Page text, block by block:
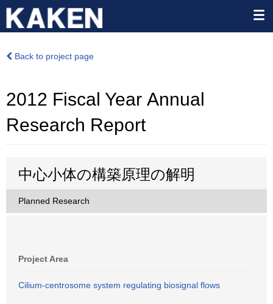
Back to project page
2012 Fiscal Year Annual
Research Report
中心小体の構築原理の解明
Planned Research
Project Area
Cilium-centrosome system regulating biosignal flows